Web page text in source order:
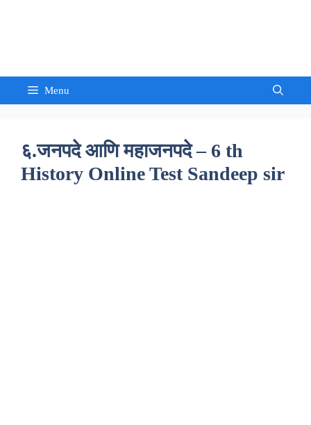
Menu
६.जनपदे आणि महाजनपदे – 6 th
History Online Test Sandeep sir